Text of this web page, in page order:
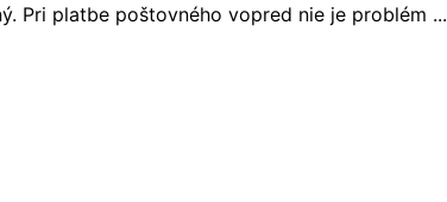
Pri platbe poštovného vopred nie je problém ...